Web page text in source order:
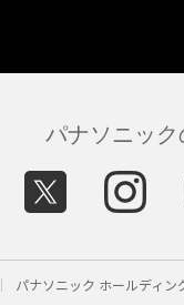
パナソニック
パナソニック ホールディン